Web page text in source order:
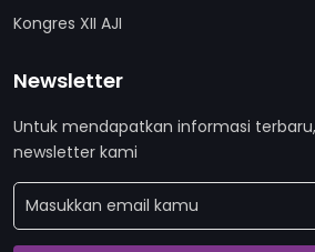
Kongres XII AJI
Newsletter
Untuk mendapatkan informasi
newsletter kami